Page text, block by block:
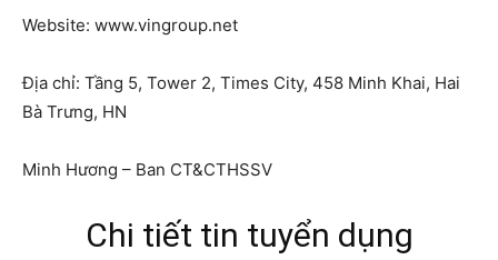
Website: www.vingroup.net
Địa chỉ: Tầng 5, Tower 2, Times City, 458 Minh Khai, Hai
Bà Trưng, HN
Minh Hương – Ban CT&CTHSSV
Chi tiết tin tuyển dụng